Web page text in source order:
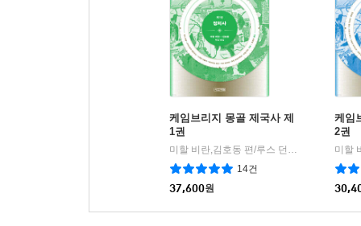
케임브리지 몽골 제국사 제
1권
14건
37,600원
케임
2권